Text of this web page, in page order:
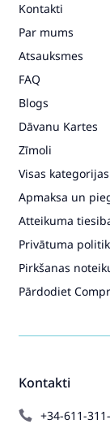
Kontakti
+34-611-
Kontakti
Par mums
Atsauksmes
FAQ
Blogs
Dāvanu Kartes
Zīmoli
Visas kategorijas
Apmaksa un
Atteikuma
Privātuma
Pirkšanas
Pārdodiet